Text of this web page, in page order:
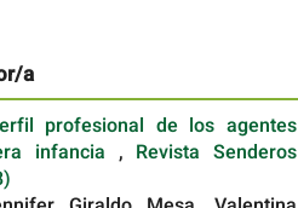
a
profesional de los agentes
infancia , Revista Senderos